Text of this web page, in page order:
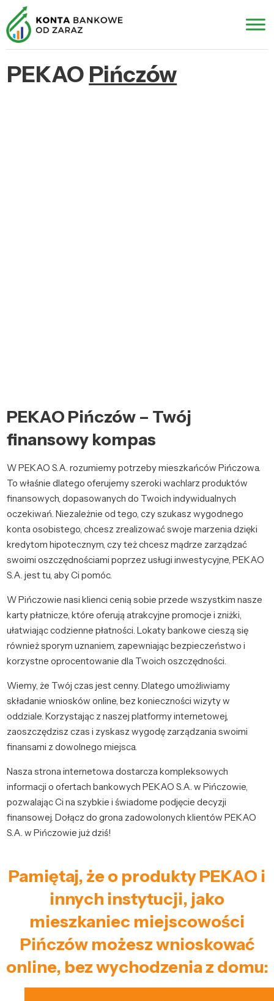
PEKAO Pińczów
PEKAO Pińczów – Twój
finansowy kompas
W PEKAO S.A. rozumiemy potrzeby mieszkańców Pińczowa.
To właśnie dlatego oferujemy szeroki wachlarz produktów
finansowych, dopasowanych do Twoich indywidualnych
oczekiwań. Niezależnie od tego, czy szukasz wygodnego
konta osobistego, chcesz zrealizować swoje marzenia dzięki
kredytom hipotecznym, czy też chcesz mądrze zarządzać
swoimi oszczędnościami poprzez usługi inwestycyjne, PEKAO
S.A. jest tu, aby Ci pomóc.
W Pińczowie nasi klienci cenią sobie przede wszystkim nasze
karty płatnicze, które oferują atrakcyjne promocje i zniżki,
ułatwiając codzienne płatności. Lokaty bankowe cieszą się
również sporym uznaniem, zapewniając bezpieczeństwo i
korzystne oprocentowanie dla Twoich oszczędności.
Wiemy, że Twój czas jest cenny. Dlatego umożliwiamy
składanie wniosków online, bez konieczności wizyty w
oddziale. Korzystając z naszej platformy internetowej,
zaoszczędzisz czas i zyskasz wygodę zarządzania swoimi
finansami z dowolnego miejsca.
Nasza strona internetowa dostarcza kompleksowych
informacji o ofertach bankowych PEKAO S.A. w Pińczowie,
pozwalając Ci na szybkie i świadome podjęcie decyzji
finansowej. Dołącz do grona zadowolonych klientów PEKAO
S.A. w Pińczowie już dziś!
Pamiętaj, że o produkty PEKAO i
innych instytucji, jako
mieszkaniec miejscowości
Pińczów możesz wnioskować
online, bez wychodzenia z domu: